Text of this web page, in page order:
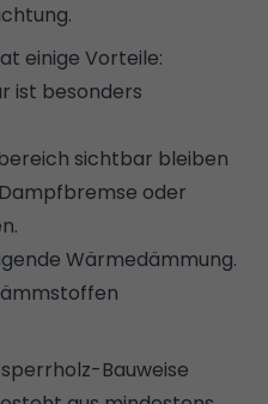
einige Vorteile:
ist besonders
sichtbar bleiben
Dampfbremse oder
Wärmedämmung.
Bauweise